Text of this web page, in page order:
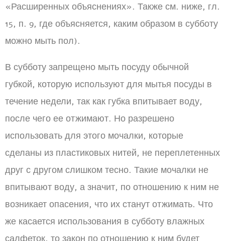
«Расширенных объяснениях». Также см. ниже, гл.
15, п. 9, где объясняется, каким образом в субботу
можно мыть пол).
В субботу запрещено мыть посуду обычной
губкой, которую используют для мытья посуды в
течение недели, так как губка впитывает воду,
после чего ее отжимают. Но разрешено
использовать для этого мочалки, которые
сделаны из пластиковых нитей, не переплетенных
друг с другом слишком тесно. Такие мочалки не
впитывают воду, а значит, по отношению к ним не
возникает опасения, что их станут отжимать. Что
же касается использования в субботу влажных
салфеток, то закон по отношению к ним будет